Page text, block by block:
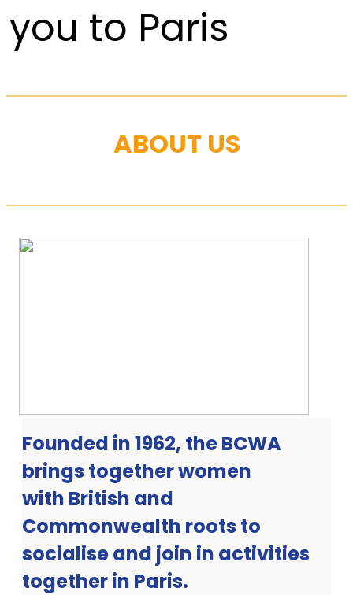
you to Paris
ABOUT US
Founded in 1962, the BCWA
brings together women
with British and
Commonwealth roots to
socialise and join in activities
together in Paris.